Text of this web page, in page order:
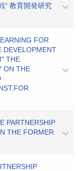
" 教育開発研究
FOR
DEVELOPMENT
THE
ON THE
PARTNERSHIP
THE FORMER